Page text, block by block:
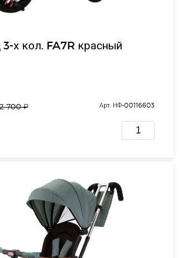
3-х кол. FA7R красный
700₽ Арт. НФ-00116603